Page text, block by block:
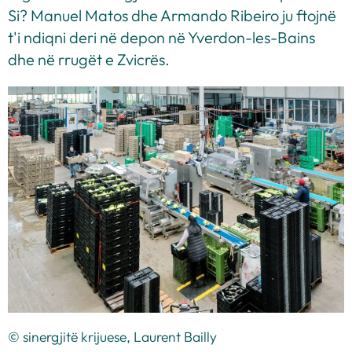
Si? Manuel Matos dhe Armando Ribeiro ju ftojnë
t'i ndiqni deri në depon në Yverdon-les-Bains
dhe në rrugët e Zvicrës.
© sinergjitë krijuese, Laurent Bailly